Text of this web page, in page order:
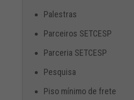
Palestras
Parceiros SETCESP
Parceria SETCESP
Pesquisa
Piso mínimo de frete